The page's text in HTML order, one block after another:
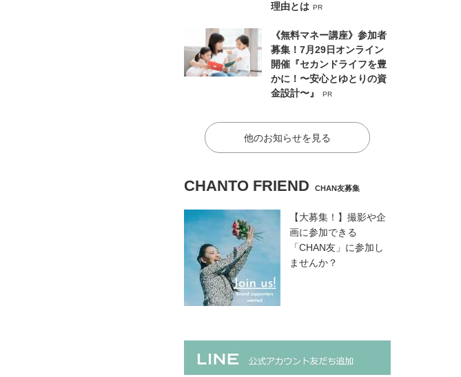
理由とは PR
《無料マネー講座》参加者
募集！7月29日オンライン
開催『セカンドライフを豊
かに！〜安心とゆとりの資
金設計〜』
PR
他のお知らせを見る
CHANTO FRIEND CHAN友募集
【大募集！】撮影や企
画に参加できる
「CHAN友」に参加し
ませんか？